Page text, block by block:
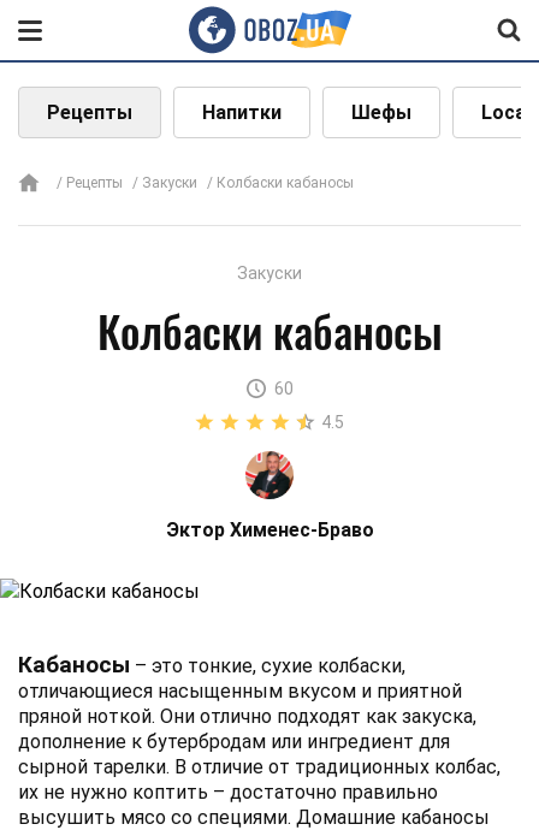
Рецепты Напитки Шефы Local
Рецепты Закуски Колбаски кабаносы
Закуски
Колбаски кабаносы
60
4.5
Эктор Хименес-Браво
Кабаносы – это тонкие, сухие колбаски,
отличающиеся насыщенным вкусом и приятной
пряной ноткой. Они отлично подходят как закуска,
дополнение к бутербродам или ингредиент для
сырной тарелки. В отличие от традиционных колбас,
их не нужно коптить – достаточно правильно
высушить мясо со специями. Домашние кабаносы